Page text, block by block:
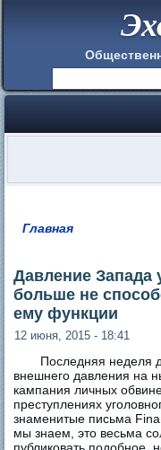
Главная
Давление Запада
больше не
ему функции
12 июня, 2015 - 18:41
Последняя неделя
внешнего давления на
кампания личных
преступлениях
знаменитые письма
мы знаем, это весьма
публиковать подобное,